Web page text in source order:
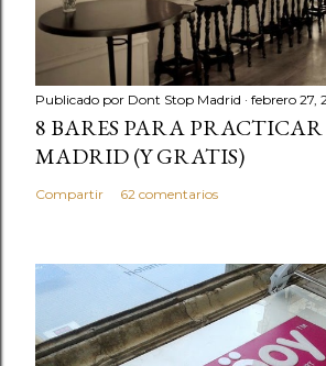
Publicado por Dont Stop Madrid febrero 27,
8 BARES PARA
MADRID (Y GRATIS)
Compartir 62 comentarios